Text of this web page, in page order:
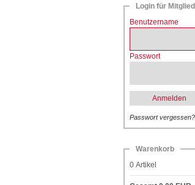
Login für
Benutzername
Passwort
Anmelden
Passwort vergessen?
Warenkorb
0 Artikel